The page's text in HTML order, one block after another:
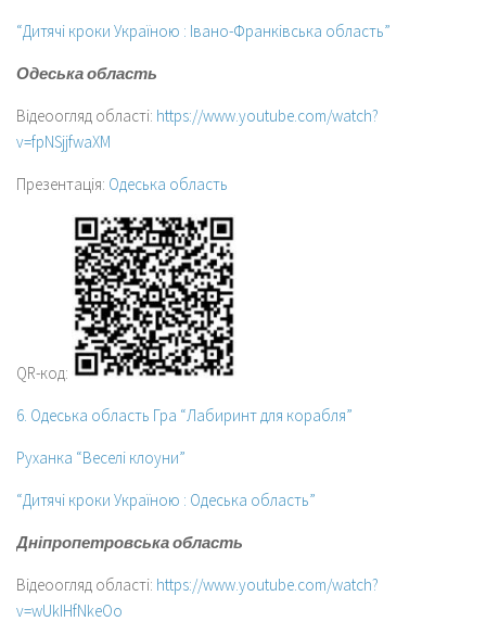
“Дитячі кроки Україною : Івано-Франківська область”
Одеська область
Відеоогляд області: https://www.youtube.com/watch?
v=fpNSjjfwaXM
Презентація: Одеська область
QR-код:
6. Одеська область Гра “Лабиринт для корабля”
Руханка “Веселі клоуни”
“Дитячі кроки Україною : Одеська область”
Дніпропетровська область
Відеоогляд області: https://www.youtube.com/watch?
v=wUkIHfNkeOo